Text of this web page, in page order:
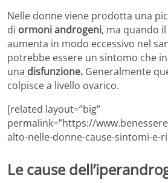
Nelle donne viene prodotta una
di ormoni androgeni, ma quando
aumenta in modo eccessivo nel
potrebbe essere un sintomo che
una disfunzione. Generalmente
colpisce a livello ovarico.
[related layout=”big”
permalink=”https://
alto-nelle-donne-cause-sintomi-e-
Le cause